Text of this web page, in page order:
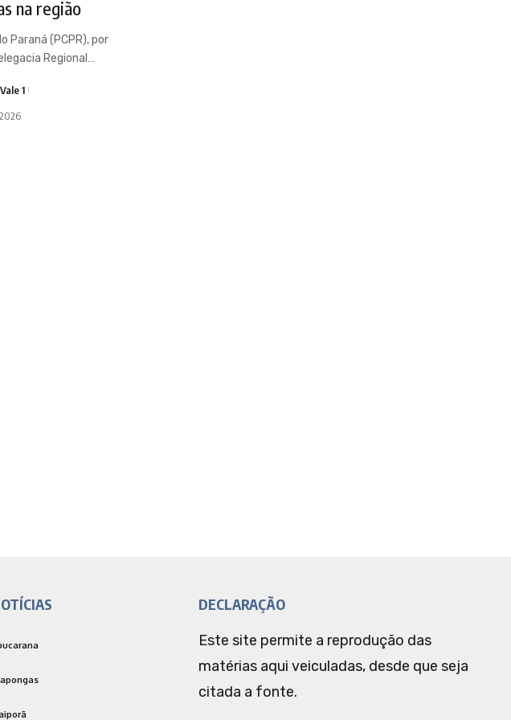
na região
Paraná (PCPR), por
Regional…
1
DECLARAÇÃO
Este site permite a reprodução das
matérias aqui veiculadas, desde que seja
citada a fonte.